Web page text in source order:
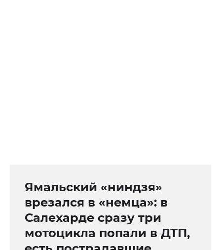
Ямальский «ниндзя»
врезался в «немца»: в
Салехарде сразу три
мотоцикла попали в ДТП,